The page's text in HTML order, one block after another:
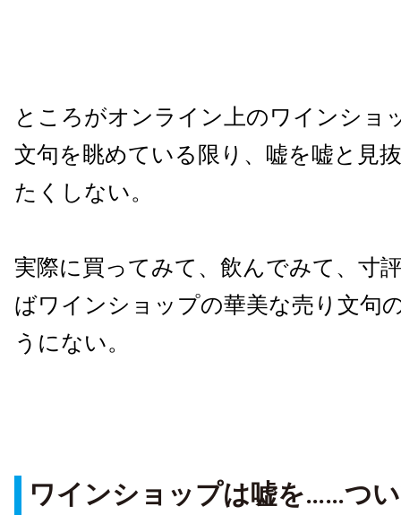
ところがオンライン上のワインショ
文句を眺めている限り、嘘を嘘と見
たくしない。
実際に買ってみて、飲んでみて、寸
ばワインショップの華美な売り文句
うにない。
ワインショップは嘘を……つ